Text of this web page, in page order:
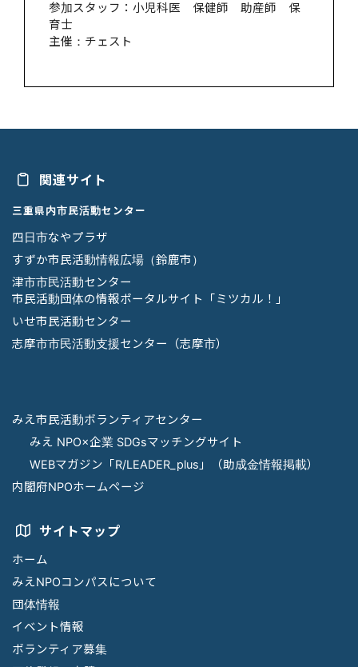
参加スタッフ：小児科医 保健師 助産師 保
育士
主催：チェスト
関連サイト
三重県内市民活動センター
四日市なやプラザ
すずか市民活動情報広場（鈴鹿市）
津市市民活動センター
市民活動団体の情報ポータルサイト「ミツカル！」
いせ市民活動センター
志摩市市民活動支援センター（志摩市）
みえ市民活動ボランティアセンター
みえ NPO×企業 SDGsマッチングサイト
WEBマガジン「R/LEADER_plus」（助成金情報掲載）
内閣府NPOホームページ
サイトマップ
ホーム
みえNPOコンパスについて
団体情報
イベント情報
ボランティア募集